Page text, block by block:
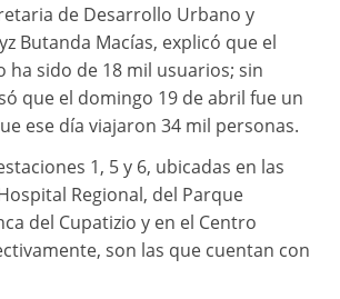
de Desarrollo Urbano y
Butanda Macías, explicó que el
sido de 18 mil usuarios; sin
que el domingo 19 de abril fue un
ese día viajaron 34 mil personas.
1, 5 y 6, ubicadas en las
Regional, del Parque
del Cupatizio y en el Centro
son las que cuentan con